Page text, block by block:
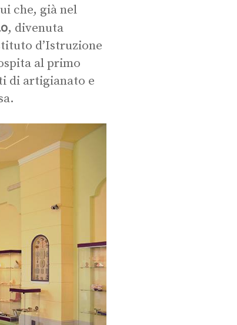
che, già nel
, divenuta
d’Istruzione
al primo
di artigianato e